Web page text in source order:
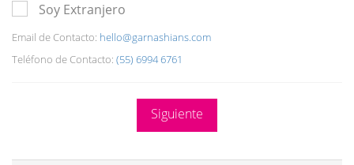
Soy Extranjero
Email de Contacto: hello@garnashians.com
Teléfono de Contacto: (55) 6994 6761